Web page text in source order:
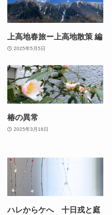
上高地春旅ー上高地散策 編
2025年5月5日
椿の異常
2025年3月16日
ハレからケへ 十日戎と庭